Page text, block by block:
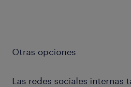
Otras opciones
Las redes sociales internas